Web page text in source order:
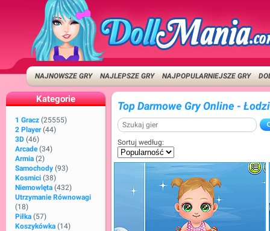
NAJNOWSZE GRY NAJLEPSZE GRY NAJPOPULARNIEJSZE GRY
Kategorie
1 Gracz (25555)
2 Player (44)
3D (46)
Arcade (34)
Armia (2)
Samochody (93)
Kosmici (38)
Niemowlęta (432)
Utrzymanie Równowagi
(18)
Piłka (57)
Koszykówka (14)
Top Darmowe Gry Online -
Sortuj według: